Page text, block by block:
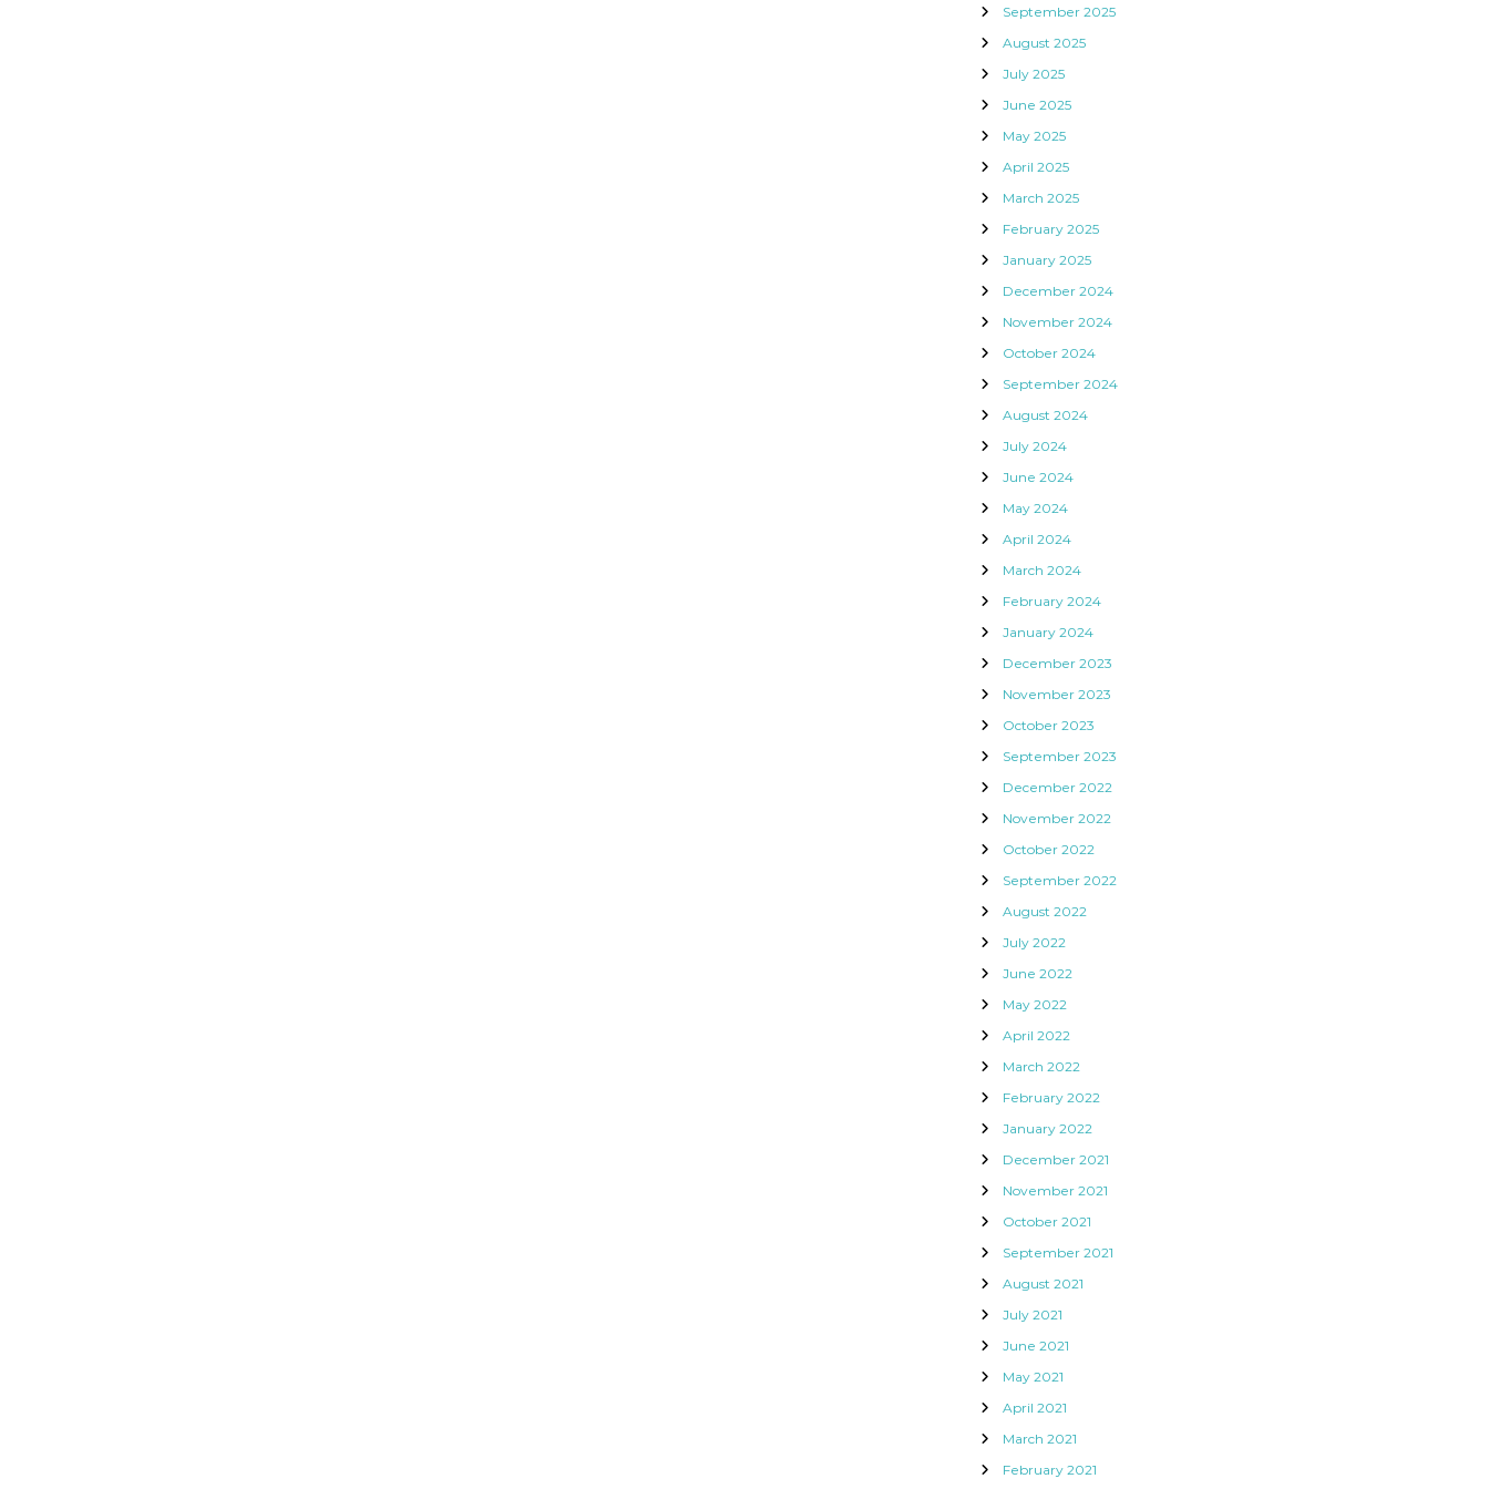
September 2025
August 2025
July 2025
June 2025
May 2025
April 2025
March 2025
February 2025
January 2025
December 2024
November 2024
October 2024
September 2024
August 2024
July 2024
June 2024
May 2024
April 2024
March 2024
February 2024
January 2024
December 2023
November 2023
October 2023
September 2023
December 2022
November 2022
October 2022
September 2022
August 2022
July 2022
June 2022
May 2022
April 2022
March 2022
February 2022
January 2022
December 2021
November 2021
October 2021
September 2021
August 2021
July 2021
June 2021
May 2021
April 2021
March 2021
February 2021